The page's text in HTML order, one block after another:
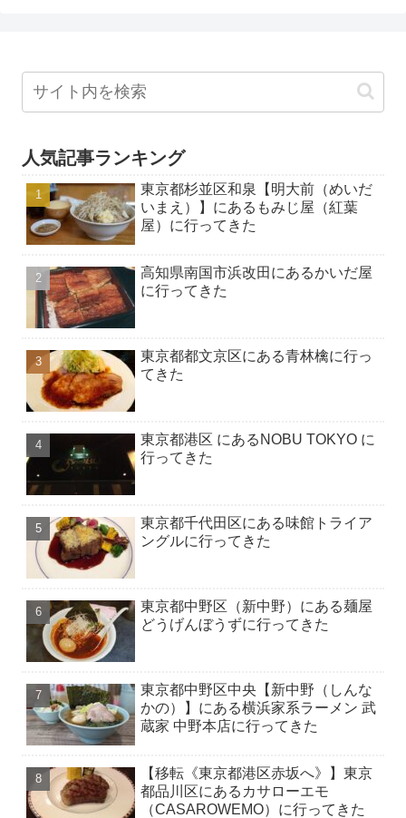
人気記事ランキング
東京都杉並区和泉【明大前（めいだ
いまえ）】にあるもみじ屋（紅葉
屋）に行ってきた
高知県南国市浜改田にあるかいだ屋
に行ってきた
東京都都文京区にある青林檎に行っ
てきた
東京都港区 にあるNOBU TOKYO に
行ってきた
東京都千代田区にある味館トライア
ングルに行ってきた
東京都中野区（新中野）にある麺屋
どうげんぼうずに行ってきた
東京都中野区中央【新中野（しんな
かの）】にある横浜家系ラーメン 武
蔵家 中野本店に行ってきた
【移転《東京都港区赤坂へ》】東京
都品川区にあるカサローエモ
（CASAROWEMO）に行ってきた